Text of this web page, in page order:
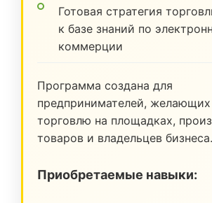
Готовая стратегия
к базе знаний по
коммерции
Программа создана для
предпринимателей, желающих
торговлю на площадках,
товаров и владельцев бизнеса.
Приобретаемые навыки: